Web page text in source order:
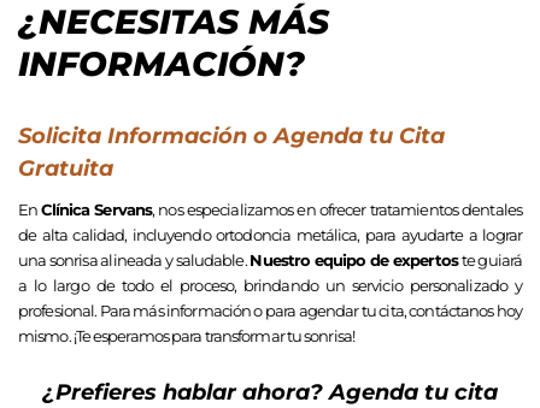
¿NECESITAS MÁS
INFORMACIÓN?
Solicita Información o Agenda tu Cita
Gratuita
EnClínica Servans, nos especializamos en ofrecer tratamientos dentales
de alta calidad, incluyendo ortodoncia metálica, para ayudarte a lograr
una sonrisa alineada y saludable.Nuestro equipo de expertoste guiará
a lo largo de todo el proceso, brindando un servicio personalizado y
profesional. Para más información o para agendar tu cita, contáctanos hoy
mismo. ¡Te esperamos para transformar tu sonrisa!
¿Prefieres hablar ahora? Agenda tu cita